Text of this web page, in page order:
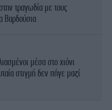
τραγωδία με τους
Βαρδούσια
μέσα στο χιόνι
στιγμή δεν πήγε μαζί